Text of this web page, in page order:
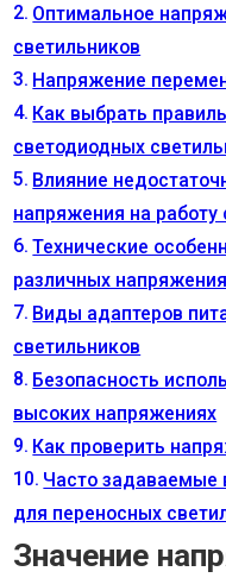
Оптимальное
светильников
Напряжение
Как выбрать
светодиодных
Влияние
напряжения на работу
Технические
различных
Виды адаптеров
светильников
Безопасность
высоких напряжениях
Как проверить
Часто задаваемые
для переносных
Значение